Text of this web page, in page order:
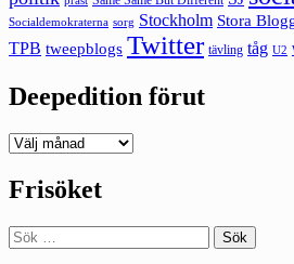
Socialdemokraterna sorg Stockholm Stora
TPB tweepblogs Twitter tävling tåg U2
Deepedition förut
Deepedition
Frisöket
Sök
efter: